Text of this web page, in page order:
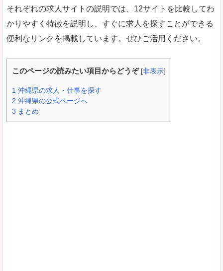
それぞれの求人サイトの説明では、12サイトを比較してわ
かりやすく特徴を説明し、すぐに求人を探すことができる
便利なリンクを掲載しています。ぜひご活用ください。
このページの読みたい項目からどうぞ [非表示]
1 沖縄県の求人・仕事を探す
2 沖縄県の公式ページへ
3 まとめ